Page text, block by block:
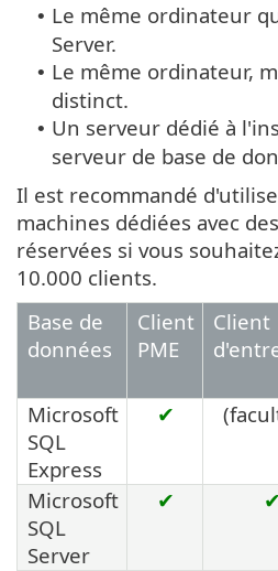
• Le même ordinateur
Server.
• Le même ordinateur,
distinct.
• Un serveur dédié à
serveur de base de
Il est recommandé
machines dédiées avec
réservées si vous
10.000 clients.
Base de
données
Client
PME
Client
Microsoft
SQL
Express
✔
Microsoft
SQL
Server
✔ ✔